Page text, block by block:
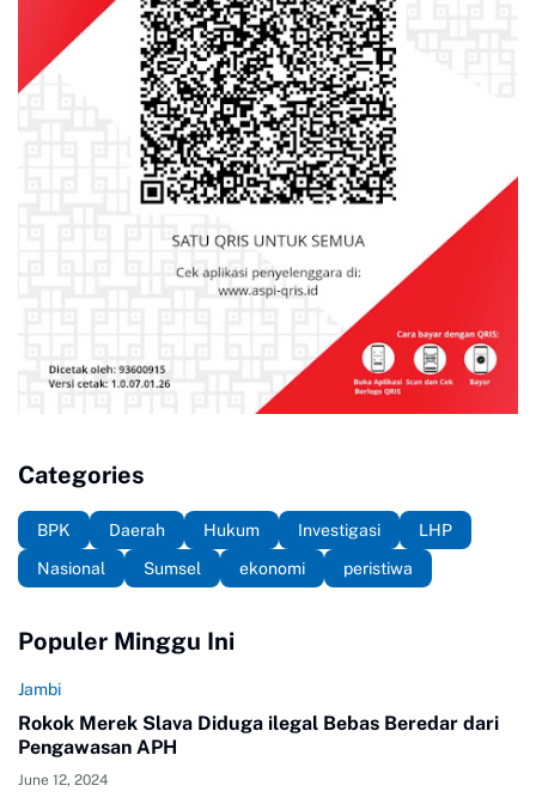
Categories
BPK Daerah Hukum Investigasi
LHP
Nasional
Sumsel ekonomi peristiwa
Populer Minggu Ini
Jambi
Rokok Merek Slava Diduga ilegal Bebas Beredar dari
Pengawasan APH
June 12, 2024